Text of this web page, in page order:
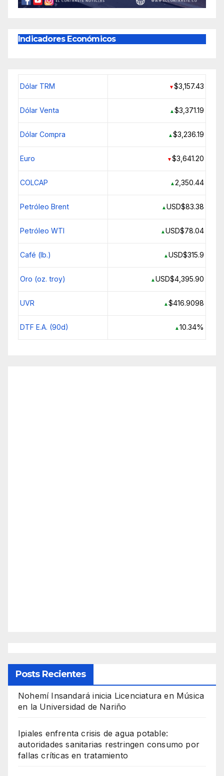
Indicadores Económicos
Dólar TRM ▼$3,157.43
Dólar Venta ▲$3,371.19
Dólar Compra ▲$3,236.19
Euro ▼$3,641.20
COLCAP ▲2,350.44
Petróleo Brent ▲USD$83.38
Petróleo WTI ▲USD$78.04
Café (lb.) ▲USD$315.9
Oro (oz. troy) ▲USD$4,395.90
UVR ▲$416.9098
DTF E.A. (90d) ▲10.34%
Posts Recientes
Nohemí Insandará inicia Licenciatura en Música
en la Universidad de Nariño
Ipiales enfrenta crisis de agua potable:
autoridades sanitarias restringen consumo por
fallas críticas en tratamiento